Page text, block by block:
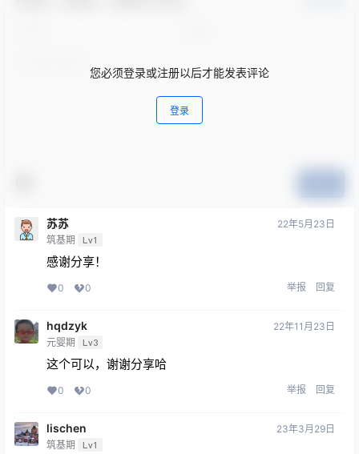
您必须登录或注册以后才能发表评论
登录
苏苏
筑基期 Lv1
22年5月23日
感谢分享！
0 0 举报 回复
hqdzyk
元婴期 Lv3
22年11月23日
这个可以，谢谢分享哈
0 0 举报 回复
lischen
筑基期 Lv1
23年3月29日